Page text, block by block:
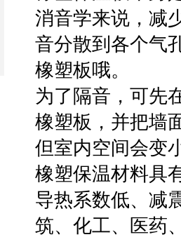
消音学来说，减
音分散到各个气
橡塑板哦。
为了隔音，可先
橡塑板，并把墙
但室内空间会变
橡塑保温材料具
导热系数低、减
筑、化工、医药